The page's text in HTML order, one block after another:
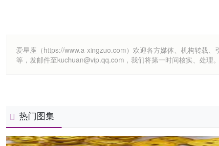
爱星座（https://www.a-xingzuo.com）欢迎各方媒体、机构转载
等，发邮件至kuchuan@vip.qq.com，我们将第一时间核实、处理
热门图集